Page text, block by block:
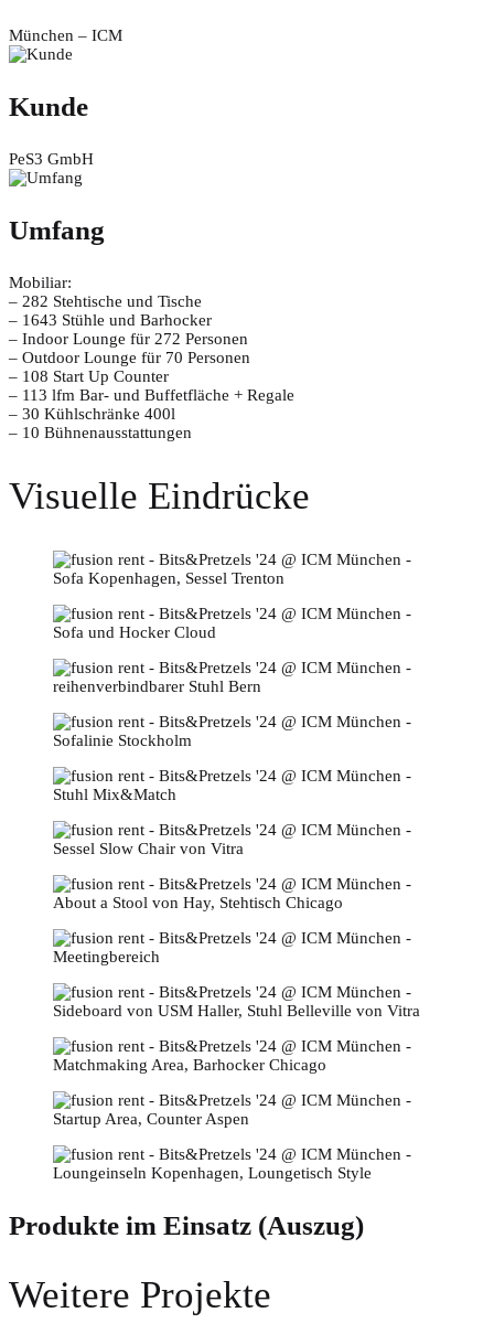
München – ICM
Kunde
PeS3 GmbH
Umfang
Mobiliar:
– 282 Stehtische und Tische
– 1643 Stühle und Barhocker
– Indoor Lounge für 272 Personen
– Outdoor Lounge für 70 Personen
– 108 Start Up Counter
– 113 lfm Bar- und Buffetfläche + Regale
– 30 Kühlschränke 400l
– 10 Bühnenausstattungen
Visuelle Eindrücke
Produkte im Einsatz (Auszug)
Weitere Projekte